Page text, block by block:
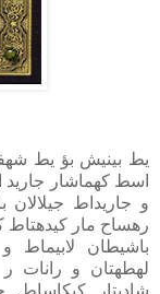
یط بینیش بؤ یط
اسط کهماشار
و جاریداط
رهساح مار
باشیطان
لهطهتان و رانات